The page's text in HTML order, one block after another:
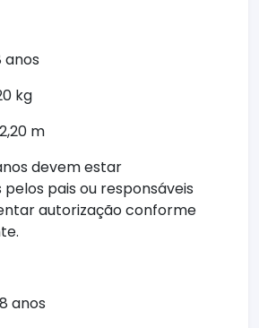
anos
kg
m
devem estar
pais ou responsáveis
autorização conforme
anos